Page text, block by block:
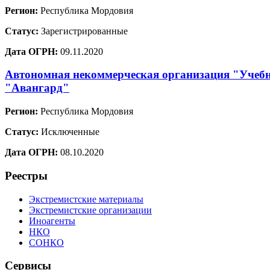
Регион: Республика Мордовия
Статус: Зарегистрированные
Дата ОГРН: 09.11.2020
Автономная некоммерческая организация
"Авангард"
Регион: Республика Мордовия
Статус: Исключенные
Дата ОГРН: 08.10.2020
Реестры
Экстремистские материалы
Экстремистские организации
Иноагенты
НКО
СОНКО
Сервисы